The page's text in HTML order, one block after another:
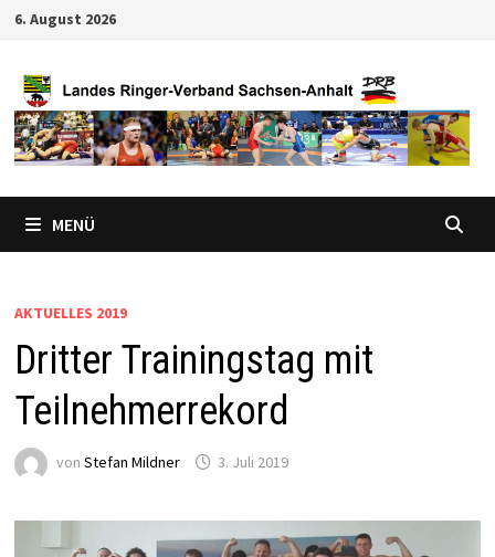
Zum
springen
6. August 2026
MENÜ
AKTUELLES 2019
Dritter Trainingstag mit
Teilnehmerrekord
von Stefan Mildner 3. Juli 2019